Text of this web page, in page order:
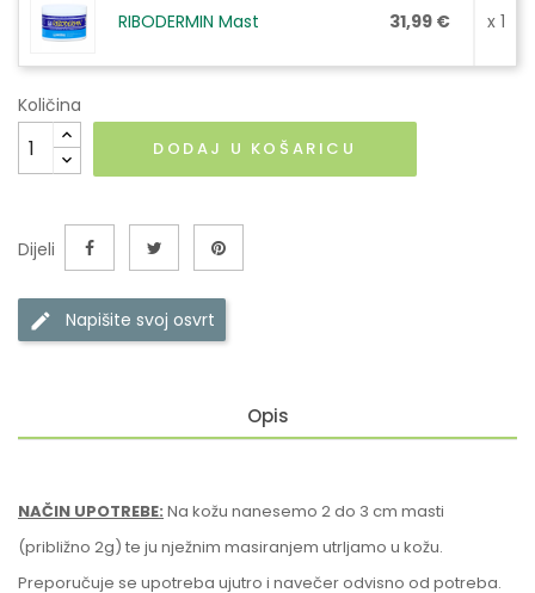
RIBODERMIN Mast 31,99 € x 1
Količina
DODAJ U KOŠARICU
Dijeli
Napišite svoj ​​osvrt
Opis
NAČIN UPOTREBE: Na kožu nanesemo 2 do 3 cm masti
(približno 2g) te ju nježnim masiranjem utrljamo u kožu.
Preporučuje se upotreba ujutro i navečer odvisno od potreba.